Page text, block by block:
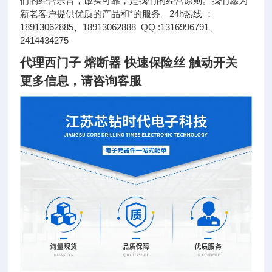
新老客户提供优质的产品和*的服务。24h热线 ：
18913062885、18913062888 QQ :1316996791、
2414434275
代理西门子 熔断器 快速保险丝 触动开关
更多信息，请咨询客服